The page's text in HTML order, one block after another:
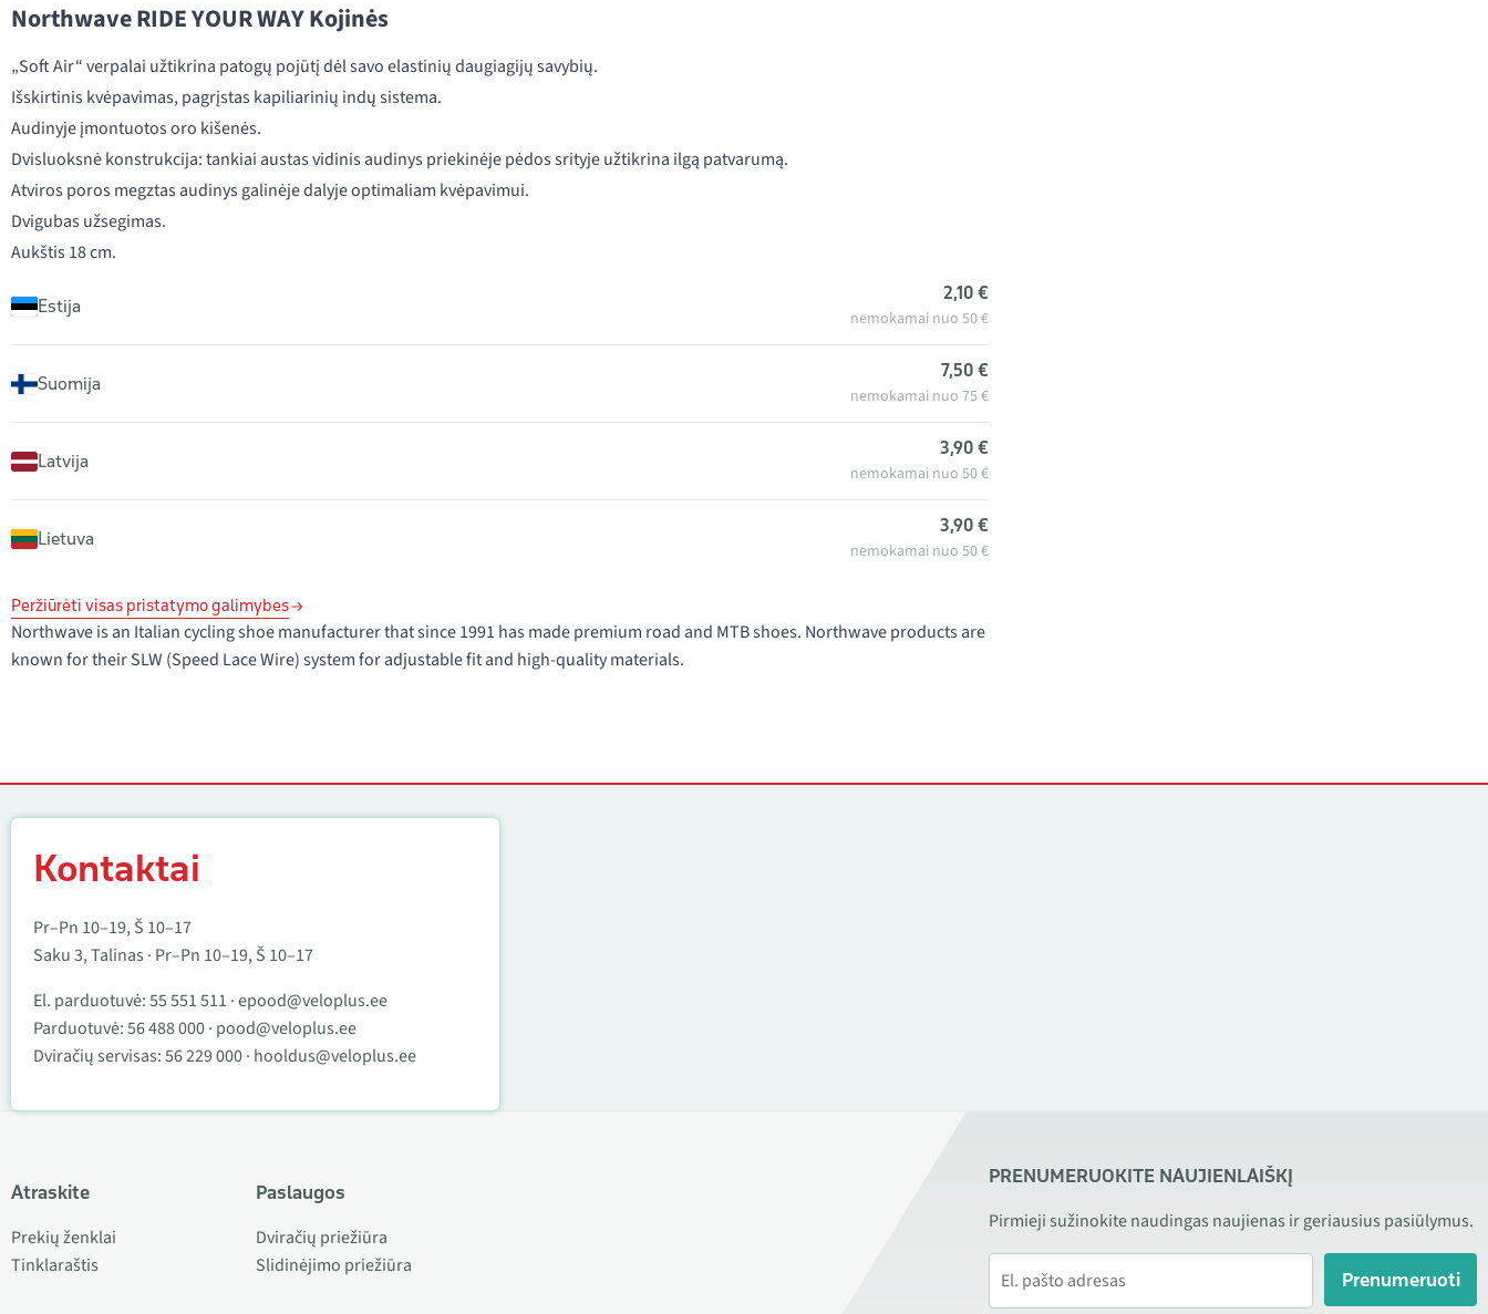
Northwave RIDE YOUR WAY Kojinės
„Soft Air“ verpalai užtikrina patogų pojūtį dėl savo elastinių daugiagijų savybių.
Išskirtinis kvėpavimas, pagrįstas kapiliarinių indų sistema.
Audinyje įmontuotos oro kišenės.
Dvisluoksnė konstrukcija: tankiai austas vidinis audinys priekinėje pėdos srityje užtikrina ilgą patvarumą.
Atviros poros megztas audinys galinėje dalyje optimaliam kvėpavimui.
Dvigubas užsegimas.
Aukštis 18 cm.
Estija
2,10 €
nemokamai nuo 50 €
Suomija
7,50 €
nemokamai nuo 75 €
Latvija
3,90 €
nemokamai nuo 50 €
Lietuva
3,90 €
nemokamai nuo 50 €
Peržiūrėti visas pristatymo galimybes
Northwave is an Italian cycling shoe manufacturer that since 1991 has made premium road and MTB shoes. Northwave products are
known for their SLW (Speed Lace Wire) system for adjustable fit and high-quality materials.
Kontaktai
Pr–Pn 10–19, Š 10–17
Saku 3, Talinas · Pr–Pn 10–19, Š 10–17
El. parduotuvė:55 551 511 ·epood@veloplus.ee
Parduotuvė:56 488 000· pood@veloplus.ee
Dviračių servisas:56 229 000· hooldus@veloplus.ee
Atraskite
Prekių ženklai
Tinklaraštis
Paslaugos
Dviračių priežiūra
Slidinėjimo priežiūra
PRENUMERUOKITE NAUJIENLAIŠKĮ
Pirmieji sužinokite naudingas naujienas ir geriausius pasiūlymus.
Prenumeruoti